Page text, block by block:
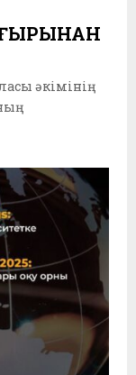
әкімінің